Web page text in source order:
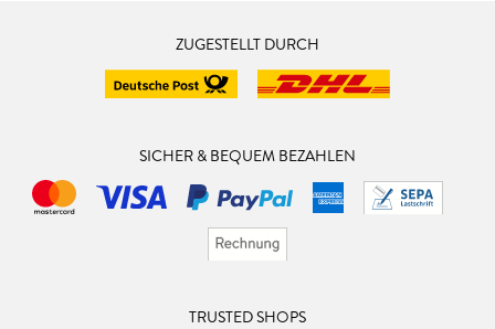
ZUGESTELLT DURCH
SICHER & BEQUEM BEZAHLEN
TRUSTED SHOPS